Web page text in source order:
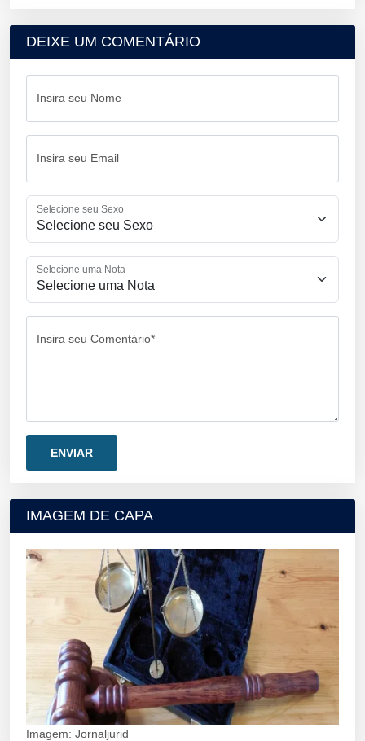
DEIXE UM COMENTÁRIO
Insira seu Nome
Insira seu Email
Selecione seu Sexo
Selecione uma Nota
Insira seu Comentário*
IMAGEM DE CAPA
Imagem: Jornaljurid